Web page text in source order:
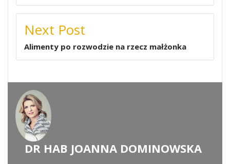
Next Post
Alimenty po rozwodzie na rzecz małżonka
DR HAB JOANNA DOMINOWSKA